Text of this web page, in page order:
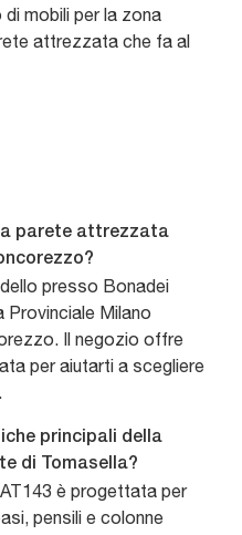
mobili per la zona
attrezzata che fa al
parete attrezzata
presso Bonadei
Provinciale Milano
Il negozio offre
per aiutarti a scegliere
principali della
di Tomasella?
è progettata per
pensili e colonne